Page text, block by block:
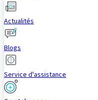
Actualités
Blogs
Service d'assistance